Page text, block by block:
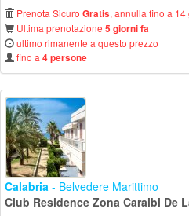
Prenota Sicuro Gratis, annulla fino a 14
Ultima prenotazione 5 giorni fa
ultimo rimanente a questo prezzo
fino a 4 persone
Calabria - Belvedere Marittimo
Club Residence Zona Caraibi De